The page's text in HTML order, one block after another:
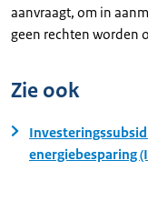
aanvraagt, om in
geen rechten worden
Zie ook
energiebesparing